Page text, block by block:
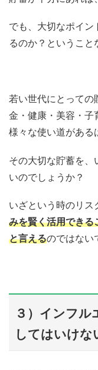
でも、大切なポイン
るのか？ということ
若い世代にとっての
金・健康・美容・
様々な使い道がある
その大切な貯蓄を、
いのでしょうか？
いざという時のリス
みを賢く活用できる
と言えるのではない
３）インフル
してはいけな